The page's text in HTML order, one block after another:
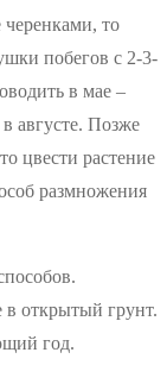
то
побегов с 2-3-
в мае –
августе. Позже
цвести растение
размножения
в открытый грунт.
год.